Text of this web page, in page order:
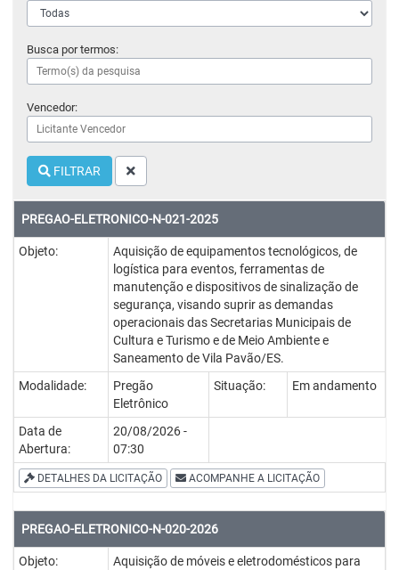
Busca por termos:
Vencedor:
FILTRAR
PREGAO-ELETRONICO-N-021-2025
Objeto:
Aquisição de equipamentos tecnológicos, de
logística para eventos, ferramentas de
manutenção e dispositivos de sinalização de
segurança, visando suprir as demandas
operacionais das Secretarias Municipais de
Cultura e Turismo e de Meio Ambiente e
Saneamento de Vila Pavão/ES.
Modalidade:
Pregão
Eletrônico
Situação: Em andamento
Data de
Abertura:
20/08/2026 -
07:30
DETALHES DA LICITAÇÃO ACOMPANHE A LICITAÇÃO
PREGAO-ELETRONICO-N-020-2026
Objeto:
Aquisição de móveis e eletrodomésticos para